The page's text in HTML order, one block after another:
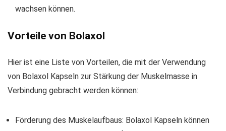
wachsen können.
Vorteile von Bolaxol
Hier ist eine Liste von Vorteilen, die mit der Verwendung
von Bolaxol Kapseln zur Stärkung der Muskelmasse in
Verbindung gebracht werden können:
Förderung des Muskelaufbaus: Bolaxol Kapseln können